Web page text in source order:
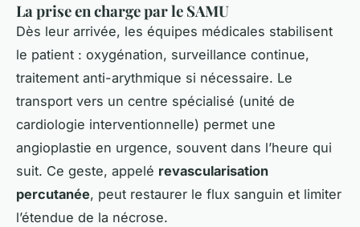
La prise en charge par le SAMU
Dès leur arrivée, les équipes médicales stabilisent
le patient : oxygénation, surveillance continue,
traitement anti-arythmique si nécessaire. Le
transport vers un centre spécialisé (unité de
cardiologie interventionnelle) permet une
angioplastie en urgence, souvent dans l’heure qui
suit. Ce geste, appelé revascularisation
percutanée, peut restaurer le flux sanguin et limiter
l’étendue de la nécrose.